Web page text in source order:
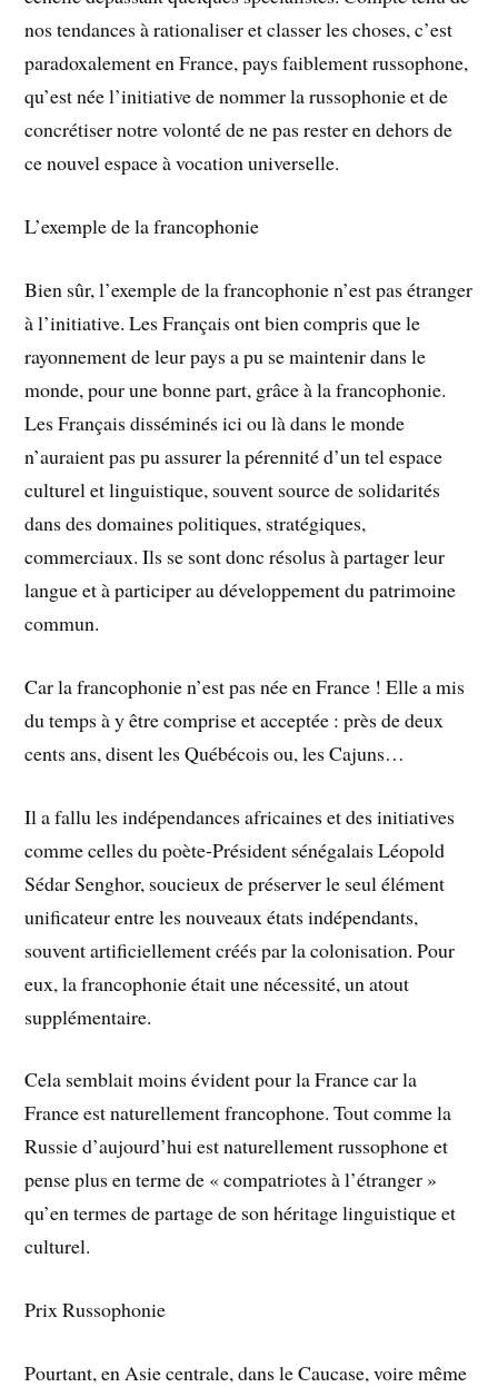
nos tendances à rationaliser et classer les choses, c’est
paradoxalement en France, pays faiblement russophone,
qu’est née l’initiative de nommer la russophonie et de
concrétiser notre volonté de ne pas rester en dehors de
ce nouvel espace à vocation universelle.
L’exemple de la francophonie
Bien sûr, l’exemple de la francophonie n’est pas étranger
à l’initiative. Les Français ont bien compris que le
rayonnement de leur pays a pu se maintenir dans le
monde, pour une bonne part, grâce à la francophonie.
Les Français disséminés ici ou là dans le monde
n’auraient pas pu assurer la pérennité d’un tel espace
culturel et linguistique, souvent source de solidarités
dans des domaines politiques, stratégiques,
commerciaux. Ils se sont donc résolus à partager leur
langue et à participer au développement du patrimoine
commun.
Car la francophonie n’est pas née en France ! Elle a mis
du temps à y être comprise et acceptée : près de deux
cents ans, disent les Québécois ou, les Cajuns…
Il a fallu les indépendances africaines et des initiatives
comme celles du poète-Président sénégalais Léopold
Sédar Senghor, soucieux de préserver le seul élément
unificateur entre les nouveaux états indépendants,
souvent artificiellement créés par la colonisation. Pour
eux, la francophonie était une nécessité, un atout
supplémentaire.
Cela semblait moins évident pour la France car la
France est naturellement francophone. Tout comme la
Russie d’aujourd’hui est naturellement russophone et
pense plus en terme de « compatriotes à l’étranger »
qu’en termes de partage de son héritage linguistique et
culturel.
Prix Russophonie
Pourtant, en Asie centrale, dans le Caucase, voire même